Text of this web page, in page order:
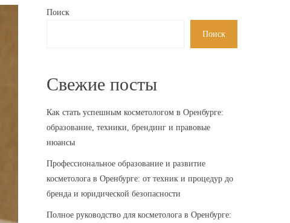
Поиск
Поиск
Свежие посты
Как стать успешным косметологом в Оренбурге:
образование, техники, брендинг и правовые
нюансы
Профессиональное образование и развитие
косметолога в Оренбурге: от техник и процедур до
бренда и юридической безопасности
Полное руководство для косметолога в Оренбурге: